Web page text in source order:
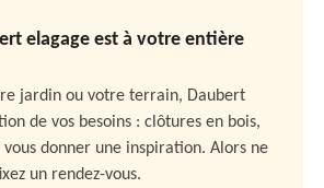
elagage est à votre entière
jardin ou votre terrain, Daubert
de vos besoins : clôtures en bois,
donner une inspiration. Alors ne
un rendez-vous.